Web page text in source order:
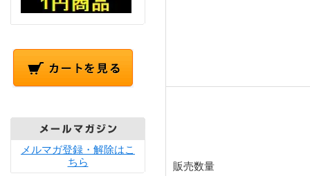
メルマガ登録・解除はこ
ちら
販売数量